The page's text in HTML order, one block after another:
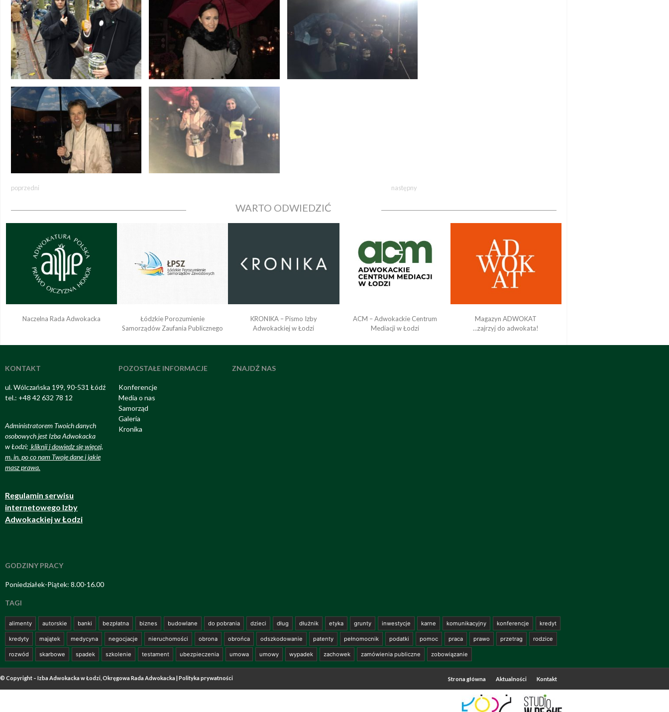
poprzedni następny
WARTO ODWIEDZIĆ
Naczelna Rada Adwokacka
Łódzkie Porozumienie
Samorządów Zaufania Publicznego
KRONIKA – Pismo Izby
Adwokackiej w Łodzi
ACM – Adwokackie Centrum
Mediacji w Łodzi
Magazyn ADWOKAT
…zajrzyj do adwokata!
KONTAKT
ul. Wólczańska 199, 90-531 Łódź
tel.: +48 42 632 78 12
Administratorem Twoich danych
osobowych jest Izba Adwokacka
w Łodzi; kliknij i dowiedz się więcej,
m. in. po co nam Twoje dane i jakie
masz prawa.
Regulamin serwisu
internetowego Izby
Adwokackiej w Łodzi
GODZINY PRACY
Poniedziałek-Piątek: 8.00-16.00
POZOSTAŁE INFORMACJE
Konferencje
Media o nas
Samorząd
Galeria
Kronika
ZNAJDŹ NAS
TAGI
alimenty autorskie banki bezpłatna biznes budowlane do pobrania dzieci dług dłużnik etyka grunty inwestycje karne komunikacyjny konferencje kredyt
kredyty majątek medycyna negocjacje nieruchomości obrona obrońca odszkodowanie patenty pełnomocnik podatki pomoc praca prawo przetrag rodzice
rozwód skarbowe spadek szkolenie testament ubezpieczenia umowa umowy wypadek zachowek zamówienia publiczne zobowiązanie
© Copyright – Izba Adwokacka w Łodzi, Okręgowa Rada Adwokacka | Polityka prywatności Strona główna Aktualności Kontakt